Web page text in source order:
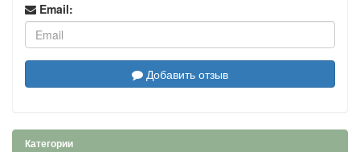
Email:
Добавить отзыв
Категории